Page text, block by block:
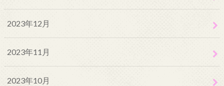
2023年12月
2023年11月
2023年10月